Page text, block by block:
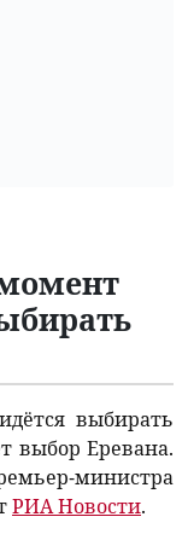
выбирать
выбор Еревана.
министра
РИА Новости.